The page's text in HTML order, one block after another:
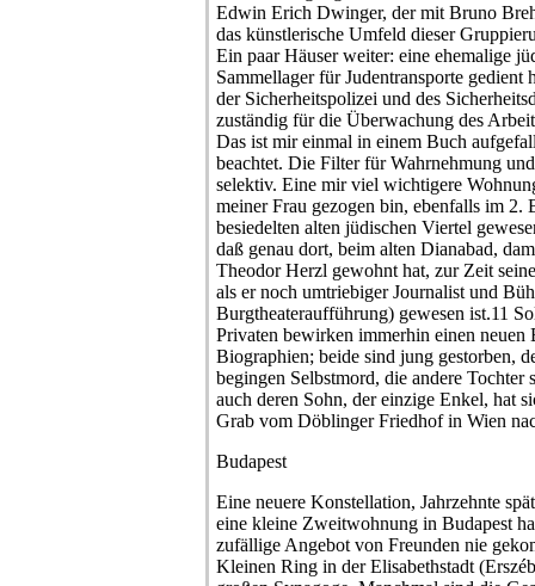
Edwin Erich Dwinger, der mit Bruno
das künstlerische Umfeld dieser
Ein paar Häuser weiter: eine ehemalige
Sammellager für Judentransporte gedient
der Sicherheitspolizei und des
zuständig für die Überwachung des
Das ist mir einmal in einem Buch
beachtet. Die Filter für Wahrnehmung
selektiv. Eine mir viel wichtigere
meiner Frau gezogen bin, ebenfalls im 2.
besiedelten alten jüdischen Viertel
daß genau dort, beim alten Dianabad,
Theodor Herzl gewohnt hat, zur Zeit
als er noch umtriebiger Journalist und
Burgtheateraufführung) gewesen ist.11
Privaten bewirken immerhin einen neuen
Biographien; beide sind jung gestorben,
begingen Selbstmord, die andere Tochter
auch deren Sohn, der einzige Enkel, hat
Grab vom Döblinger Friedhof in Wien
Budapest
Eine neuere Konstellation, Jahrzehnte
eine kleine Zweitwohnung in Budapest
zufällige Angebot von Freunden nie
Kleinen Ring in der Elisabethstadt